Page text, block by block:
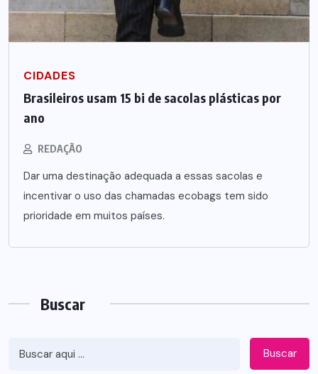
CIDADES
Brasileiros usam 15 bi de sacolas plásticas por
ano
REDAÇÃO
Dar uma destinação adequada a essas sacolas e
incentivar o uso das chamadas ecobags tem sido
prioridade em muitos países.
Buscar
Buscar